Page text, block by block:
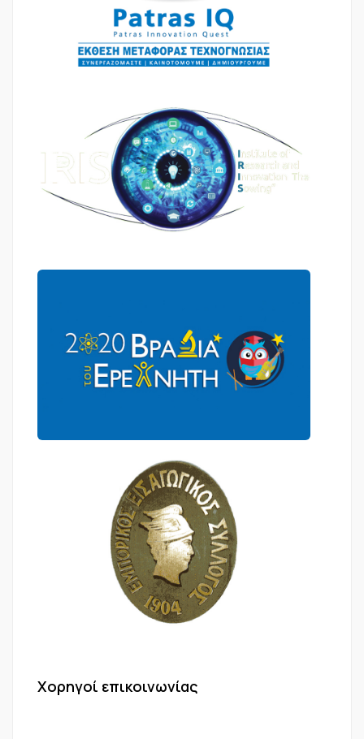
Χορηγοί επικοινωνίας